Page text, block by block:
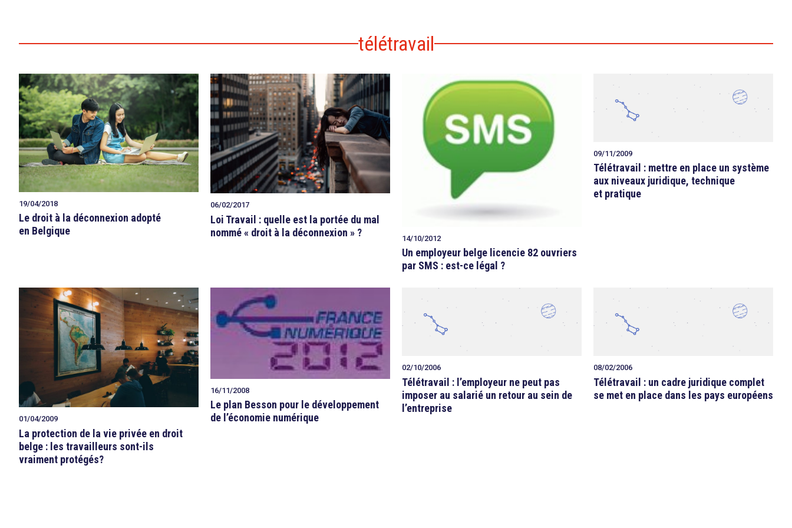
télétravail
19/04/2018
Le droit à la déconnexion adopté
en Belgique
06/02/2017
Loi Travail : quelle est la portée du mal
nommé « droit à la déconnexion » ?
14/10/2012
Un employeur belge licencie 82 ouvriers
par SMS : est-ce légal ?
09/11/2009
Télétravail : mettre en place un système
aux niveaux juridique, technique
et pratique
01/04/2009
La protection de la vie privée en droit
belge : les travailleurs sont-ils
vraiment protégés?
16/11/2008
Le plan Besson pour le développement
de l’économie numérique
02/10/2006
Télétravail : l’employeur ne peut pas
imposer au salarié un retour au sein de
l’entreprise
08/02/2006
Télétravail : un cadre juridique complet
se met en place dans les pays européens
search